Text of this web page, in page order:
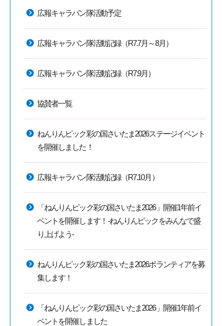
広報キャラバン隊活動予定
広報キャラバン隊活動記録（R7.7月～8月）
広報キャラバン隊活動記録（R7.9月）
協賛者一覧
ねんりんピック彩の国さいたま2026ステージイベント
を開催しました！
広報キャラバン隊活動記録（R7.10月）
「ねんりんピック彩の国さいたま2026」開催1年前イ
ベントを開催します！ -ねんりんピックをみんなで盛
り上げよう-
ねんりんピック彩の国さいたま2026ボランティアを募
集します！
「ねんりんピック彩の国さいたま2026」開催1年前イ
ベントを開催しました